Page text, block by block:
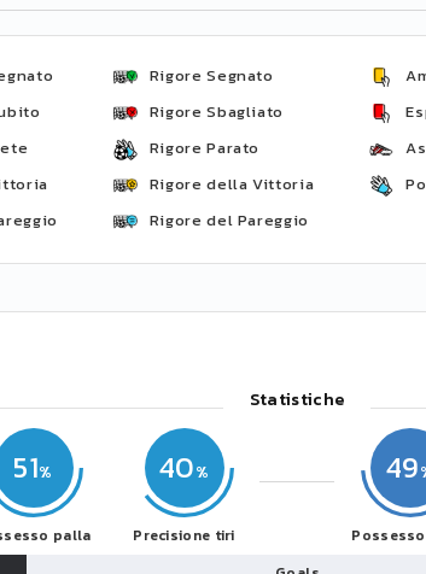
Rigore Segnato
Rigore Sbagliato
Rigore Parato
Rigore della Vittoria
Rigore del Pareggio
Statistiche
51
palla
40
Precisione tiri
49